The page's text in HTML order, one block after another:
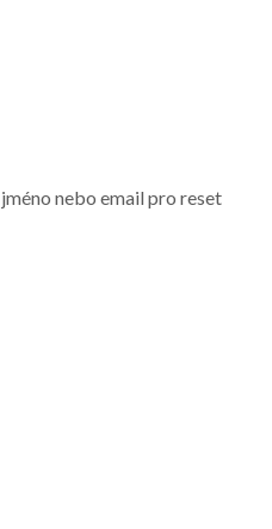
nebo email pro reset